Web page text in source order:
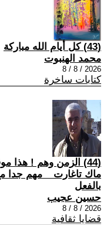
(43) كل أيام الله مباركة
محمد الهنبوت
2026 / 8 / 8
كتابات ساخرة
(44) الزمن وهم !
ماك تاغارت _ مهم جدا
بالفعل
حسين عجيب
2026 / 8 / 8
قضايا ثقافية